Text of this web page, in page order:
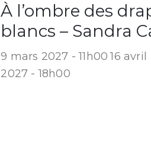
À l’ombre des
blancs – Sandra
9 mars 2027 - 11h00 16 avril
2027 - 18h00